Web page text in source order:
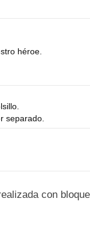
héroe.
separado.
con